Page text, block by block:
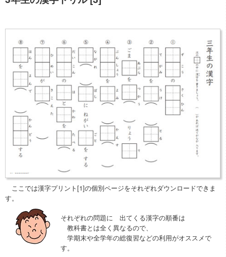
ここでは漢字プリント[1]の個別ページをそれぞれダウンロードできま
す。
それぞれの問題に 出てくる漢字の順番は
教科書とは全く異なるので、
学期末や全学年の総復習などの利用がオススメで
す。